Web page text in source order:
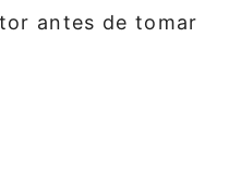
antes de tomar